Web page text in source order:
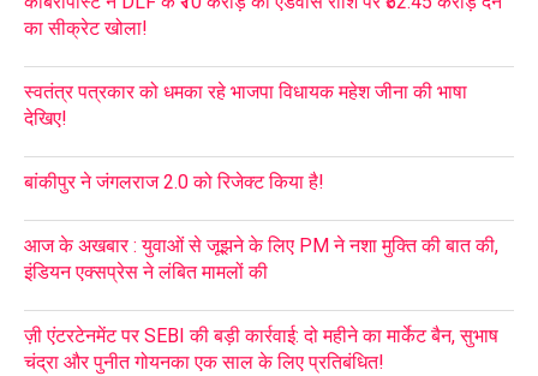
का सीक्रेट खोला!
स्वतंत्र पत्रकार को धमका रहे भाजपा विधायक महेश जीना की भाषा
देखिए!
बांकीपुर ने जंगलराज 2.0 को रिजेक्ट किया है!
आज के अखबार : युवाओं से जूझने के लिए PM ने नशा मुक्ति की बात की,
इंडियन एक्सप्रेस ने लंबित मामलों की
ज़ी एंटरटेनमेंट पर SEBI की बड़ी कार्रवाई: दो महीने का मार्केट बैन, सुभाष
चंद्रा और पुनीत गोयनका एक साल के लिए प्रतिबंधित!